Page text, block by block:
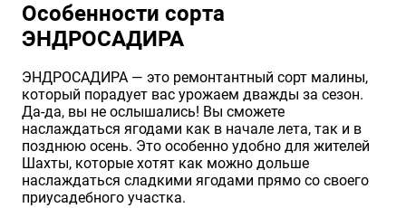
Хризантемы саженцы
Зелень и пряные травы
Особенности сорта
ЭНДРОСАДИРА
ЭНДРОСАДИРА — это ремонтантный сорт малины,
который порадует вас урожаем дважды за сезон.
Да-да, вы не ослышались! Вы сможете
наслаждаться ягодами как в начале лета, так и в
позднюю осень. Это особенно удобно для жителей
Шахты, которые хотят как можно дольше
наслаждаться сладкими ягодами прямо со своего
приусадебного участка.